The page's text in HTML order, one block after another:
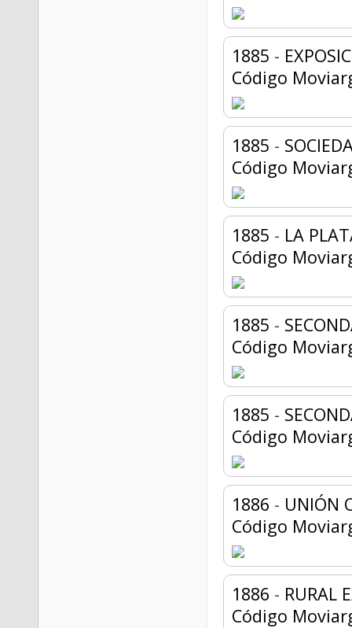
1885 -
Código
1885 -
Código
1885 - LA
Código
1885 -
Código
1885 -
Código
1886 - UNIÓN
Código
1886 - RURAL
Código